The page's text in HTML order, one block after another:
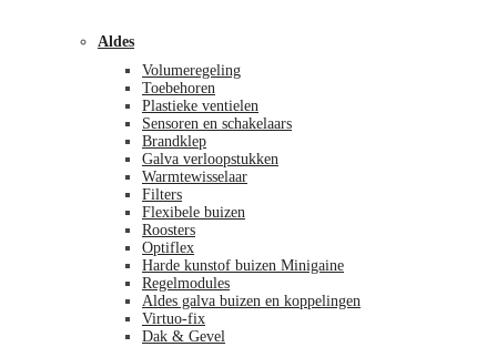
Aldes
Volumeregeling
Toebehoren
Plastieke ventielen
Sensoren en schakelaars
Brandklep
Galva verloopstukken
Warmtewisselaar
Filters
Flexibele buizen
Roosters
Optiflex
Harde kunstof buizen Minigaine
Regelmodules
Aldes galva buizen en koppelingen
Virtuo-fix
Dak & Gevel